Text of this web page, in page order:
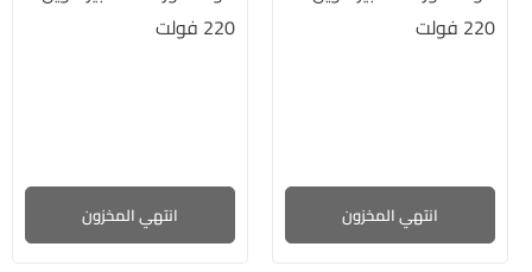
220 فولت
انتهي المخزون
220 فولت
انتهي المخزون